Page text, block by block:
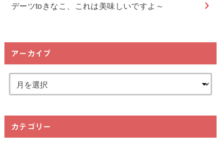
デーツtoきなこ、これは美味しいですよ～
アーカイブ
カテゴリー